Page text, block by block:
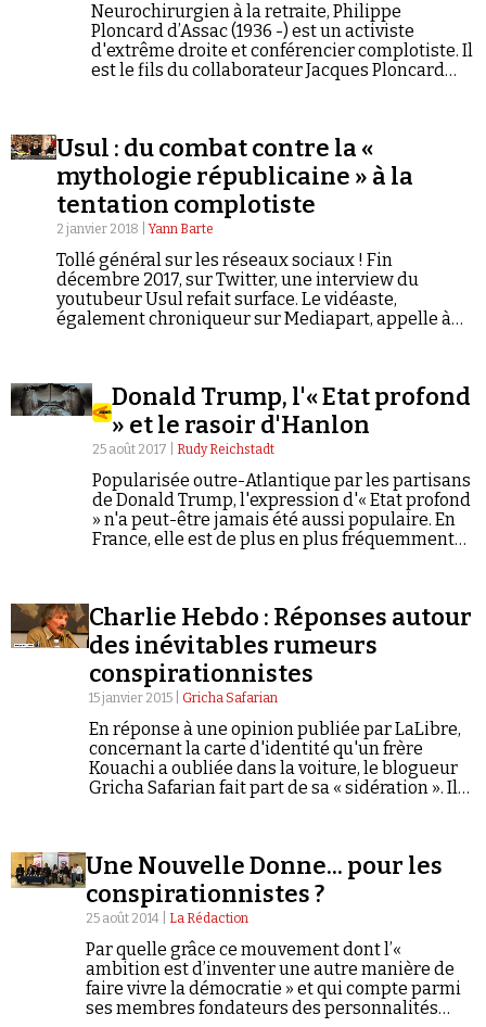
Neurochirurgien à la retraite, Philippe
Ploncard d’Assac (1936 -) est un activiste
d'extrême droite et conférencier complotiste. Il
est le fils du collaborateur Jacques Ploncard
Usul : du combat contre la «
mythologie républicaine » à la
tentation complotiste
2 janvier 2018 |Yann Barte
Tollé général sur les réseaux sociaux ! Fin
décembre 2017, sur Twitter, une interview du
youtubeur Usul refait surface. Le vidéaste,
également chroniqueur sur Mediapart, appelle à
appelle de façon plus générale la « mythologie
républicaine ». Il semble aussi fasciné par la
pensée « anti-système » d'Alain Soral et de ses
compagnons idéologiques que, paradoxalement, il
prétend combattre.
Donald Trump, l'« Etat profond
» et le rasoir d'Hanlon
25 août 2017 | Rudy Reichstadt
Popularisée outre-Atlantique par les partisans
de Donald Trump, l'expression d'« Etat profond
» n'a peut-être jamais été aussi populaire. En
France, elle est de plus en plus fréquemment
Charlie Hebdo : Réponses autour
des inévitables rumeurs
conspirationnistes
15 janvier 2015 | Gricha Safarian
En réponse à une opinion publiée par LaLibre,
concernant la carte d'identité qu'un frère
Kouachi a oubliée dans la voiture, le blogueur
Gricha Safarian fait part de sa « sidération ». Il
Une Nouvelle Donne... pour les
conspirationnistes ?
25 août 2014 | La Rédaction
Par quelle grâce ce mouvement dont l’«
ambition est d’inventer une autre manière de
faire vivre la démocratie » et qui compte parmi
ses membres fondateurs des personnalités